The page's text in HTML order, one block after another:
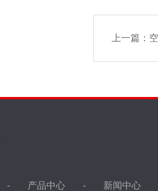
上一篇：
产品中心 新闻中心